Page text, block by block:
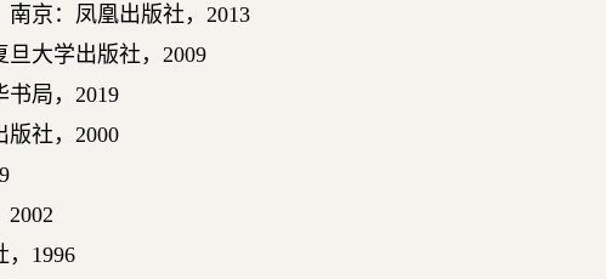
京：凤凰出版社， 2013
大学出版社， 2009
局， 2019
社， 2000
2002
1996